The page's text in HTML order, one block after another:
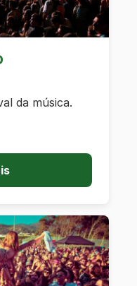
da música.